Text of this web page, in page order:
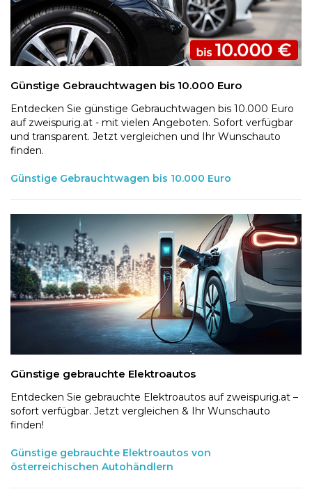
Günstige Gebrauchtwagen bis 10.000 Euro
Entdecken Sie günstige Gebrauchtwagen bis 10.000 Euro
auf zweispurig.at - mit vielen Angeboten. Sofort verfügbar
und transparent. Jetzt vergleichen und Ihr Wunschauto
finden.
Günstige Gebrauchtwagen bis 10.000 Euro
Günstige gebrauchte Elektroautos
Entdecken Sie gebrauchte Elektroautos auf zweispurig.at –
sofort verfügbar. Jetzt vergleichen & Ihr Wunschauto
finden!
Günstige gebrauchte Elektroautos von
österreichischen Autohändlern